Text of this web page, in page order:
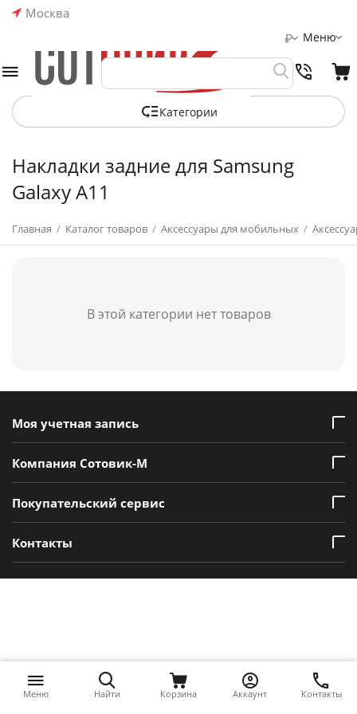
Москва
Меню
₽
Категории
Накладки задние для Samsung
Galaxy A11
Главная / Каталог товаров / Аксессуары для мобильных /
В этой категории нет товаров
Моя учетная запись
Компания Сотовик-М
Покупательский сервис
Контакты
Меню Найти Корзина Аккаунт Контакты